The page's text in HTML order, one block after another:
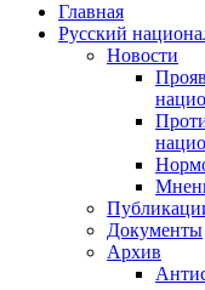
Главная
Русский
Новости
Документы
Архив